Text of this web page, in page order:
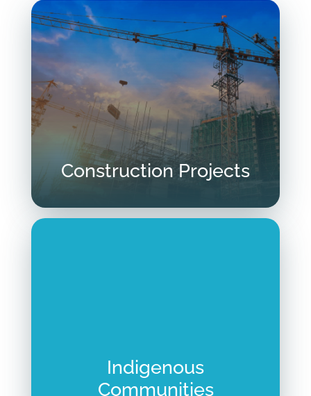
Construction Projects
Indigenous
Communities